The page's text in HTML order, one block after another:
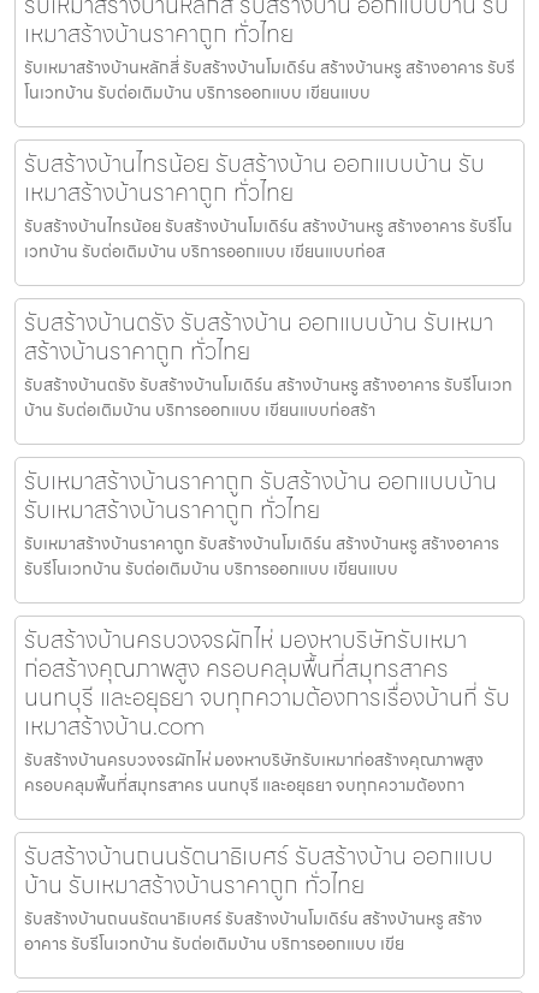
เหมาสร้างบ้านราคาถูก ทั่วไทย
รับเหมาสร้างบ้านหลักสี่ รับสร้างบ้านโมเดิร์น สร้างบ้านหรู สร้างอาคาร รับรี
โนเวทบ้าน รับต่อเติมบ้าน บริการออกแบบ เขียนแบบ
รับสร้างบ้านไทรน้อย รับสร้างบ้าน ออกแบบบ้าน รับ
เหมาสร้างบ้านราคาถูก ทั่วไทย
รับสร้างบ้านไทรน้อย รับสร้างบ้านโมเดิร์น สร้างบ้านหรู สร้างอาคาร รับรีโน
เวทบ้าน รับต่อเติมบ้าน บริการออกแบบ เขียนแบบก่อส
รับสร้างบ้านตรัง รับสร้างบ้าน ออกแบบบ้าน รับเหมา
สร้างบ้านราคาถูก ทั่วไทย
รับสร้างบ้านตรัง รับสร้างบ้านโมเดิร์น สร้างบ้านหรู สร้างอาคาร รับรีโนเวท
บ้าน รับต่อเติมบ้าน บริการออกแบบ เขียนแบบก่อสร้า
รับเหมาสร้างบ้านราคาถูก รับสร้างบ้าน ออกแบบบ้าน
รับเหมาสร้างบ้านราคาถูก ทั่วไทย
รับเหมาสร้างบ้านราคาถูก รับสร้างบ้านโมเดิร์น สร้างบ้านหรู สร้างอาคาร
รับรีโนเวทบ้าน รับต่อเติมบ้าน บริการออกแบบ เขียนแบบ
รับสร้างบ้านครบวงจรผักไห่ มองหาบริษัทรับเหมา
ก่อสร้างคุณภาพสูง ครอบคลุมพื้นที่สมุทรสาคร
นนทบุรี และอยุธยา จบทุกความต้องการเรื่องบ้านที่ รับ
เหมาสร้างบ้าน.com
รับสร้างบ้านครบวงจรผักไห่ มองหาบริษัทรับเหมาก่อสร้างคุณภาพสูง
ครอบคลุมพื้นที่สมุทรสาคร นนทบุรี และอยุธยา จบทุกความต้องกา
รับสร้างบ้านถนนรัตนาธิเบศร์ รับสร้างบ้าน ออกแบบ
บ้าน รับเหมาสร้างบ้านราคาถูก ทั่วไทย
รับสร้างบ้านถนนรัตนาธิเบศร์ รับสร้างบ้านโมเดิร์น สร้างบ้านหรู สร้าง
อาคาร รับรีโนเวทบ้าน รับต่อเติมบ้าน บริการออกแบบ เขีย